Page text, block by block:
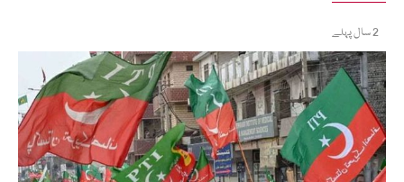
2 سال پہلے